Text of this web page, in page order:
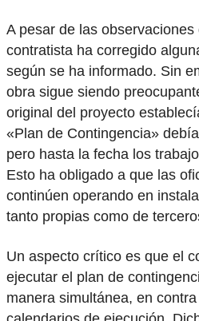
A pesar de las
contratista ha corregido
según se ha informado. Sin
obra sigue siendo
original del proyecto
«Plan de Contingencia»
pero hasta la fecha los
Esto ha obligado a que las
continúen operando en
tanto propias como de
Un aspecto crítico es que el
ejecutar el plan de
manera simultánea, en